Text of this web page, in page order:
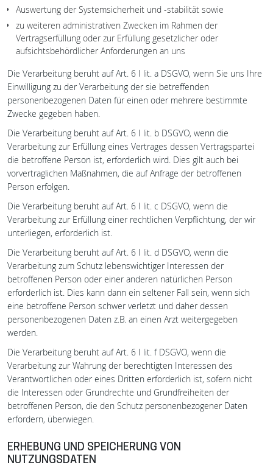
Auswertung der Systemsicherheit und -stabilität sowie
zu weiteren administrativen Zwecken im Rahmen der
Vertragserfüllung oder zur Erfüllung gesetzlicher oder
aufsichtsbehördlicher Anforderungen an uns
Die Verarbeitung beruht auf Art. 6 I lit. a DSGVO, wenn Sie uns Ihre
Einwilligung zu der Verarbeitung der sie betreffenden
personenbezogenen Daten für einen oder mehrere bestimmte
Zwecke gegeben haben.
Die Verarbeitung beruht auf Art. 6 I lit. b DSGVO, wenn die
Verarbeitung zur Erfüllung eines Vertrages dessen Vertragspartei
die betroffene Person ist, erforderlich wird. Dies gilt auch bei
vorvertraglichen Maßnahmen, die auf Anfrage der betroffenen
Person erfolgen.
Die Verarbeitung beruht auf Art. 6 I lit. c DSGVO, wenn die
Verarbeitung zur Erfüllung einer rechtlichen Verpflichtung, der wir
unterliegen, erforderlich ist.
Die Verarbeitung beruht auf Art. 6 I lit. d DSGVO, wenn die
Verarbeitung zum Schutz lebenswichtiger Interessen der
betroffenen Person oder einer anderen natürlichen Person
erforderlich ist. Dies kann dann ein seltener Fall sein, wenn sich
eine betroffene Person schwer verletzt und daher dessen
personenbezogenen Daten z.B. an einen Arzt weitergegeben
werden.
Die Verarbeitung beruht auf Art. 6 I lit. f DSGVO, wenn die
Verarbeitung zur Wahrung der berechtigten Interessen des
Verantwortlichen oder eines Dritten erforderlich ist, sofern nicht
die Interessen oder Grundrechte und Grundfreiheiten der
betroffenen Person, die den Schutz personenbezogener Daten
erfordern, überwiegen.
ERHEBUNG UND SPEICHERUNG VON
NUTZUNGSDATEN